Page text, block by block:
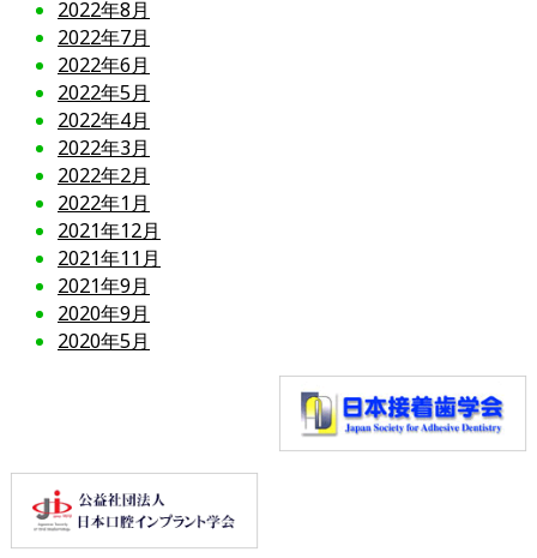
2022年8月
2022年7月
2022年6月
2022年5月
2022年4月
2022年3月
2022年2月
2022年1月
2021年12月
2021年11月
2021年9月
2020年9月
2020年5月